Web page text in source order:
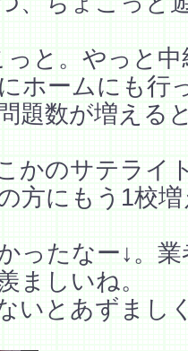
っと。やっと
ホームにも行
題数が増える
かのサテライ
方にもう1校
ったなー↓。
ましいね。
いとあずまし